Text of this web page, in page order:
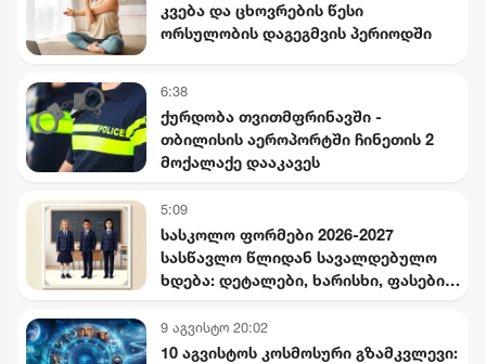
კვება და ცხოვრების წესი
ორსულობის დაგეგმვის პერიოდში
6:38
ქურდობა თვითმფრინავში -
თბილისის აეროპორტში ჩინეთის 2
მოქალაქე დააკავეს
5:09
სასკოლო ფორმები 2026-2027
სასწავლო წლიდან სავალდებულო
ხდება: დეტალები, ხარისხი, ფასები
9 აგვისტო 20:02
10 აგვისტოს კოსმოსური გზამკვლევი: